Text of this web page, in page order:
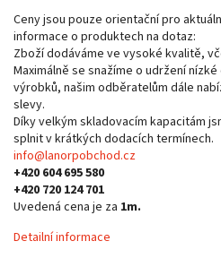
Ceny jsou pouze orientační pro
informace o produktech na dotaz:
Zboží dodáváme ve vysoké kvalitě,
Maximálně se snažíme o udržení
výrobků, našim odběratelům dále
slevy.
Díky velkým skladovacím kapacitám
splnit v krátkých dodacích termínech.
info@lanorpobchod.cz
+420 604 695 580
+420 720 124 701
Uvedená cena je za 1m.
Detailní informace